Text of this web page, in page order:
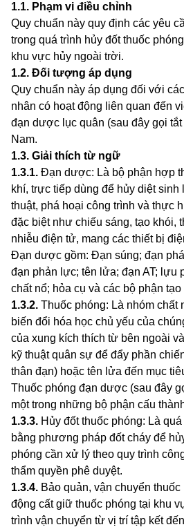
1.1. Phạm vi điều chỉnh
Quy chuẩn này quy định các yêu
trong quá trình hủy đốt thuốc
khu vực hủy ngoài trời.
1.2. Đối tượng áp dụng
Quy chuẩn này áp dụng đối với
nhân có hoạt động liên quan đến
đạn dược lục quân (sau đây gọi
Nam.
1.3. Giải thích từ ngữ
1.3.1. Đạn dược: Là bộ phận hợp
khí, trực tiếp dùng để hủy diệt
thuật, phá hoại công trình và thực
đặc biệt như chiếu sáng, tạo khói,
nhiễu điện tử, mang các thiết bị
Đạn dược gồm: Đạn súng; đạn
đạn phản lực; tên lửa; đạn AT; lựu
chất nổ; hỏa cụ và các bộ phận
1.3.2. Thuốc phóng: Là nhóm chất
biến đổi hóa học chủ yếu của
của xung kích thích từ bên ngoài
kỹ thuật quân sự để đẩy phần
thân đạn) hoặc tên lửa đến mục
Thuốc phóng đạn dược (sau đây
một trong những bộ phận cấu
1.3.3. Hủy đốt thuốc phóng: Là
bằng phương pháp đốt cháy để
phóng cần xử lý theo quy trình
thẩm quyền phê duyệt.
1.3.4. Bảo quản, vận chuyển
động cất giữ thuốc phóng tại khu
trình vận chuyển từ vị trí tập kết